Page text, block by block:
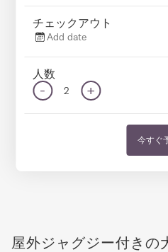
チェックアウト
Add date
人数
- 2 +
今すぐ
屋外ジャグジー付きの